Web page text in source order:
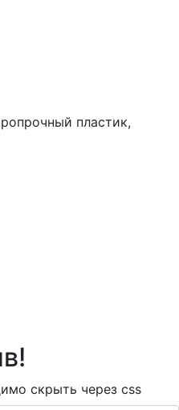
пластик,
скрыть через css